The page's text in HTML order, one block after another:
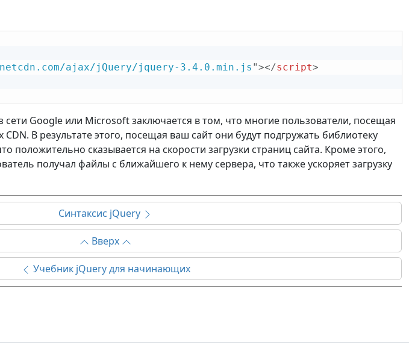
ajax/jQuery/jquery-3.4.0.min.js "></script>
Google или Microsoft заключается в том, что многие пользователи, посещая
CDN. В результате этого, посещая ваш сайт они будут подгружать библиотеку
положительно сказывается на скорости загрузки страниц сайта. Кроме этого,
получал файлы с ближайшего к нему сервера, что также ускоряет загрузку
Синтаксис jQuery
Вверх
Учебник jQuery для начинающих